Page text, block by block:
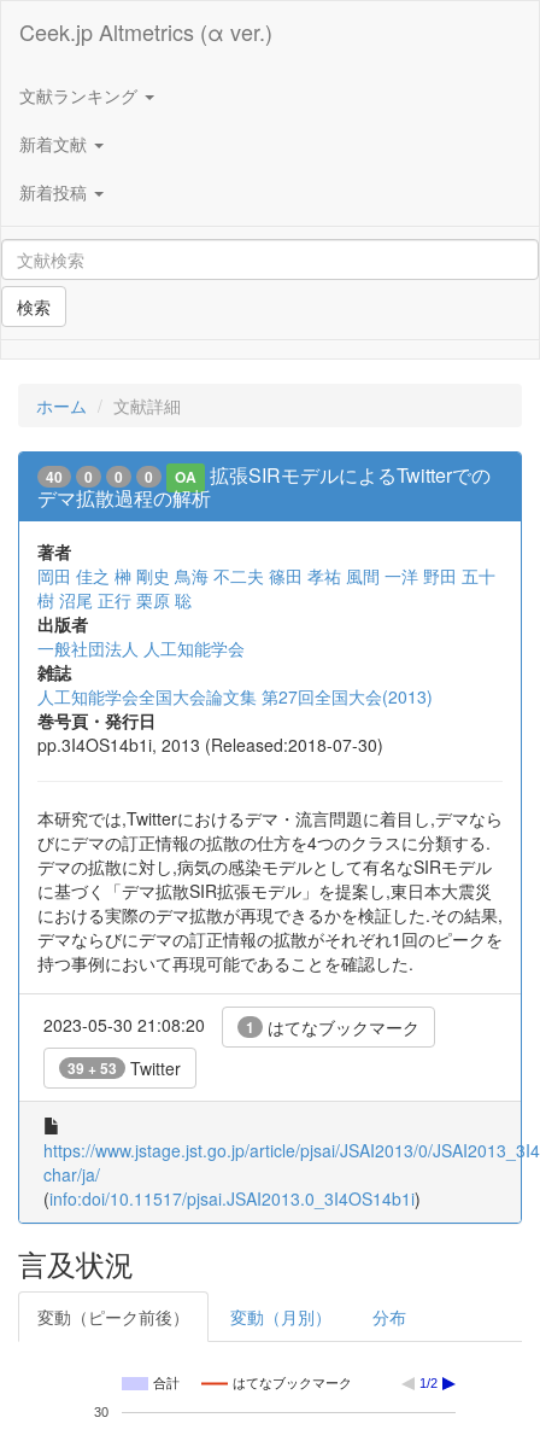
Ceek.jp Altmetrics (α ver.)
文献ランキング
新着文献
新着投稿
検索
ホーム 文献詳細
40 0 0 0 OA
拡張SIRモデルによるTwitterでの
デマ拡散過程の解析
著者
岡田 佳之 榊 剛史 鳥海 不二夫 篠田 孝祐 風間 一洋 野田 五十
樹 沼尾 正行 栗原 聡
出版者
一般社団法人 人工知能学会
雑誌
人工知能学会全国大会論文集 第27回全国大会(2013)
巻号頁・発行日
pp.3I4OS14b1i, 2013 (Released:2018-07-30)
本研究では,Twitterにおけるデマ・流言問題に着目し,デマなら
びにデマの訂正情報の拡散の仕方を4つのクラスに分類する.
デマの拡散に対し,病気の感染モデルとして有名なSIRモデル
に基づく「デマ拡散SIR拡張モデル」を提案し,東日本大震災
における実際のデマ拡散が再現できるかを検証した.その結果,
デマならびにデマの訂正情報の拡散がそれぞれ1回のピークを
持つ事例において再現可能であることを確認した.
2023-05-30 21:08:20 1 はてなブックマーク
39 + 53 Twitter
https://www.jstage.jst.go.jp/article/pjsai/JSAI2013/0/
char/ja/
(info:doi/10.11517/pjsai.JSAI2013.0_3I4OS14b1i)
言及状況
変動（ピーク前後） 変動（月別） 分布
合計 はてなブックマーク 1/2
30